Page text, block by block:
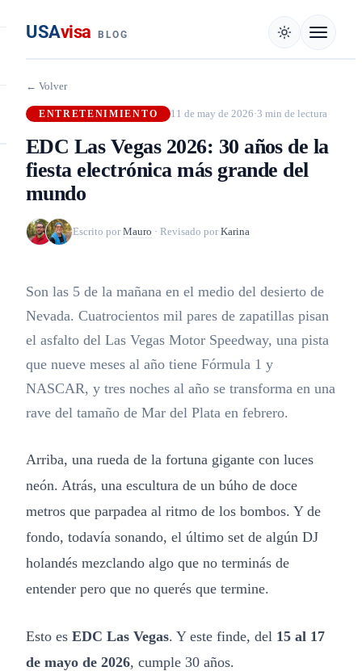
USAvisa BLOG
← Volver
ENTRETENIMIENTO 11 de may de 2026·3 min de lectura
EDC Las Vegas 2026: 30 años de la
fiesta electrónica más grande del
mundo
Escrito por Mauro · Revisado por Karina
Son las 5 de la mañana en el medio del desierto de
Nevada. Cuatrocientos mil pares de zapatillas pisan
el asfalto del Las Vegas Motor Speedway, una pista
que nueve meses al año tiene Fórmula 1 y
NASCAR, y tres noches al año se transforma en una
rave del tamaño de Mar del Plata en febrero.
Arriba, una rueda de la fortuna gigante con luces
neón. Atrás, una escultura de un búho de doce
metros que parpadea al ritmo de los bombos. Y de
fondo, todavía sonando, el último set de algún DJ
holandés mezclando algo que no terminás de
entender pero que no querés que termine.
Esto es EDC Las Vegas. Y este finde, del 15 al 17
de mayo de 2026, cumple 30 años.